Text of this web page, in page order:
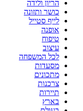
הריון ולידה
כושר ותזונה
לייף סטייל
אופנה
טיפוח
עיצוב
לכל המשפחה
מסעדות
מתכונים
צרכנות
תיירות
בארץ